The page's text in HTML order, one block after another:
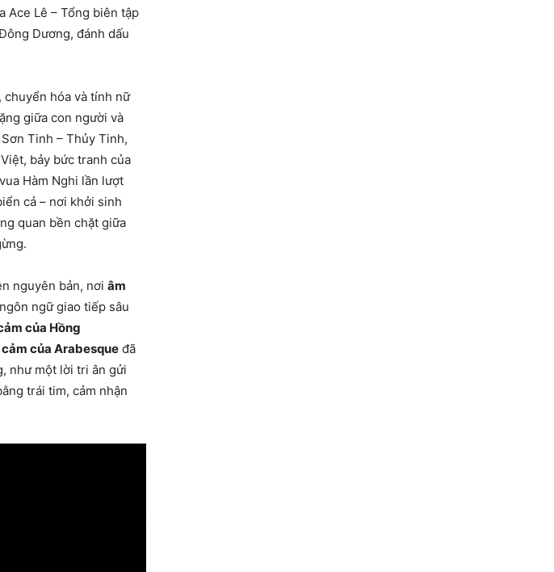
Ace Lê – Tổng biên tập
Dương, đánh dấu
chuyển hóa và tính nữ
giữa con người và
Tinh – Thủy Tinh,
bảy bức tranh của
Hàm Nghi lần lượt
cả – nơi khởi sinh
quan bền chặt giữa
nguyên bản, nơi âm
ngữ giao tiếp sâu
của Hồng
của Arabesque đã
như một lời tri ân gửi
trái tim, cảm nhận